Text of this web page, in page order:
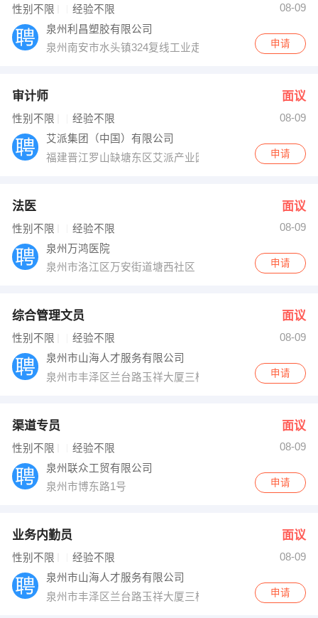
性别不限 经验不限
08-09
泉州利昌塑胶有限公司
泉州南安市水头镇324复线工业走廊
申请
审计师 面议
性别不限 经验不限
08-09
艾派集团（中国）有限公司
福建晋江罗山缺塘东区艾派产业园
申请
法医 面议
性别不限 经验不限
08-09
泉州万鸿医院
泉州市洛江区万安街道塘西社区
申请
综合管理文员 面议
性别不限 经验不限
08-09
泉州市山海人才服务有限公司
泉州市丰泽区兰台路玉祥大厦三楼
申请
渠道专员 面议
性别不限 经验不限
08-09
泉州联众工贸有限公司
泉州市博东路1号
申请
业务内勤员 面议
性别不限 经验不限
08-09
泉州市山海人才服务有限公司
泉州市丰泽区兰台路玉祥大厦三楼
申请